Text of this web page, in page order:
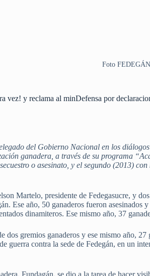
Foto FEDEGÁN
vez! y reclama al minDefensa por
del Gobierno Nacional en los
ganadera, a través de su programa
o asesinato, y el segundo (2013)
Martelo, presidente de Fedegasucre, y
Ese año, 50 ganaderos fueron asesinados
dinamiteros. Ese mismo año, 37
dos gremios ganaderos y ese mismo año,
guerra contra la sede de Fedegán, en un